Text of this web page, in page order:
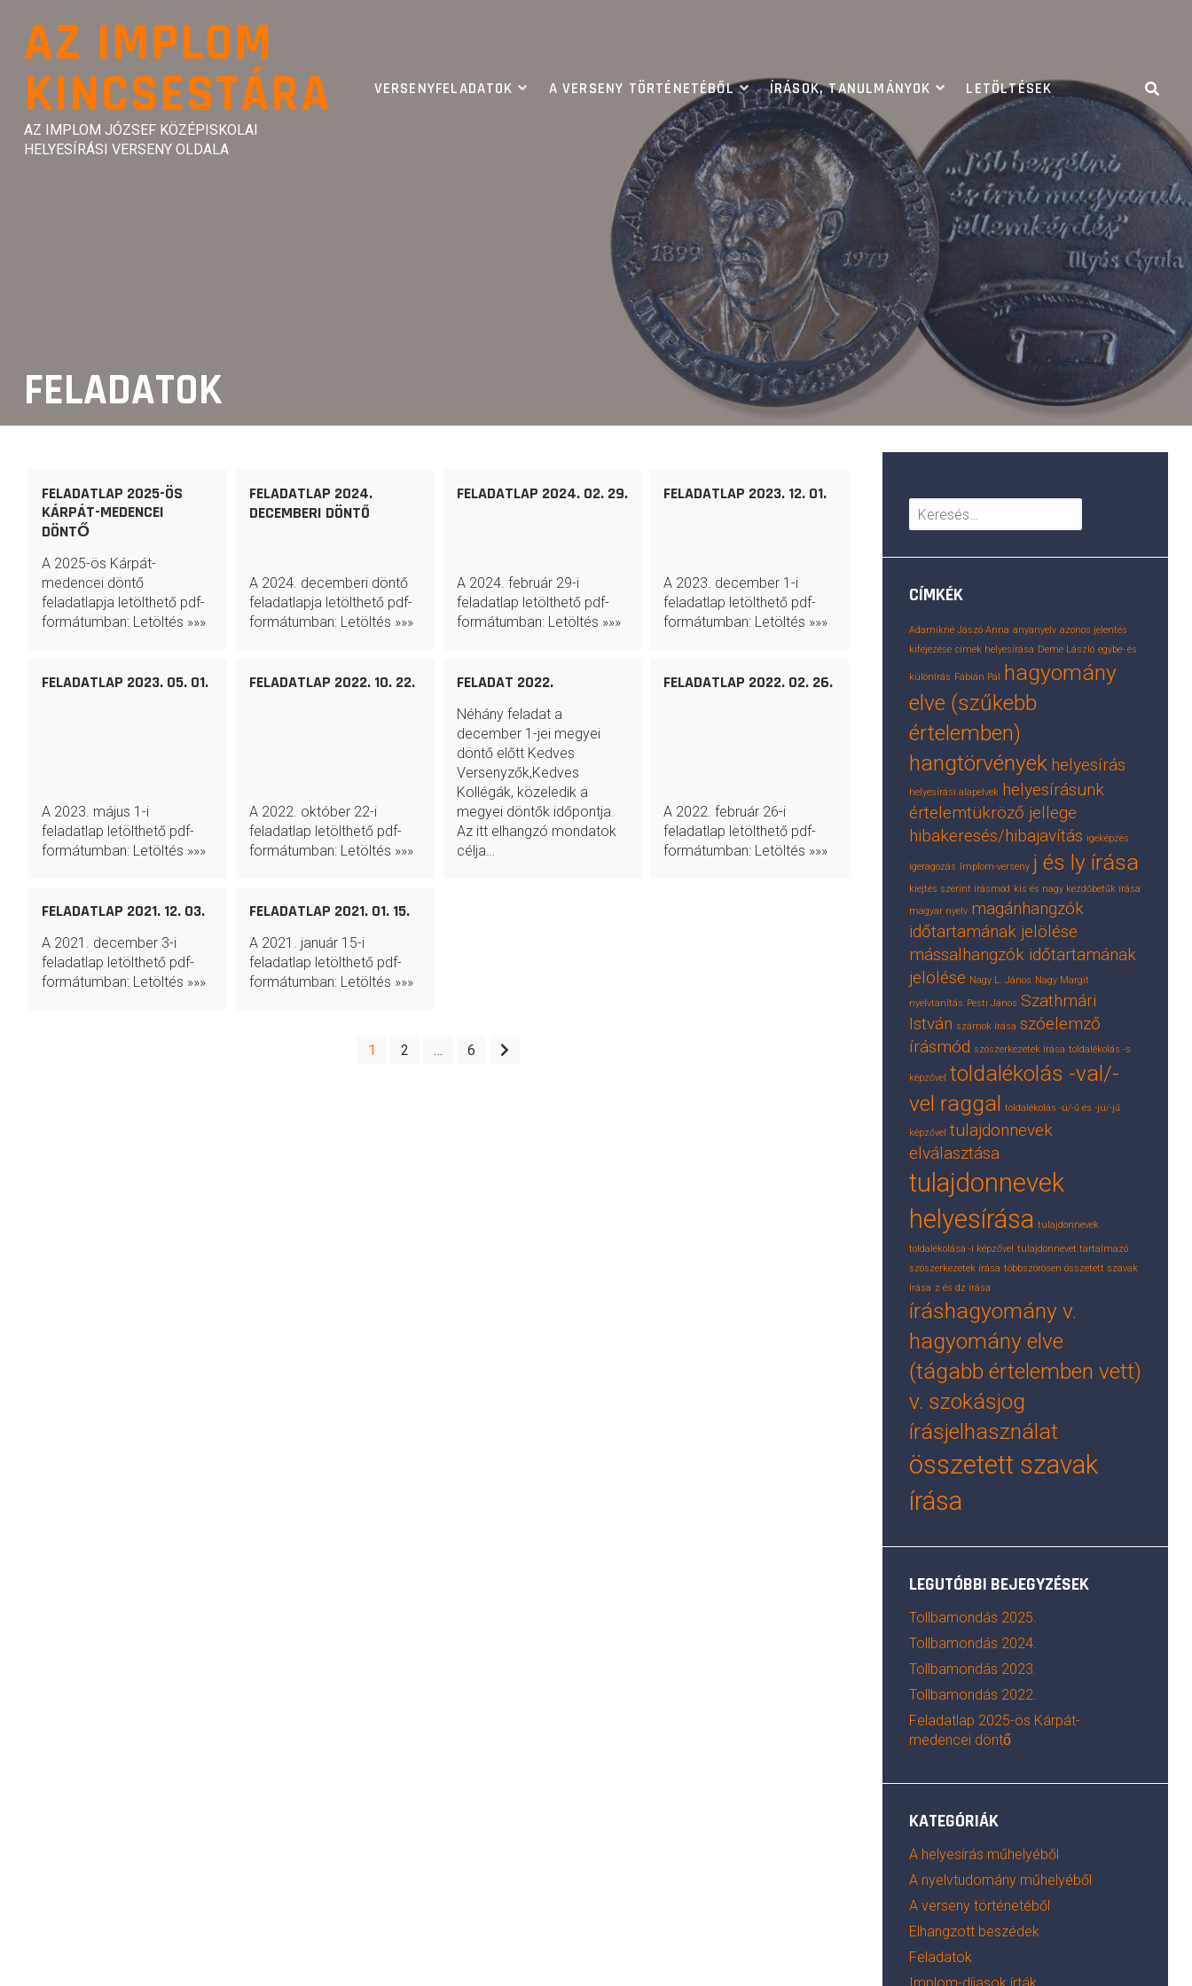
contentAZ IMPLOM
KINCSESTÁRA
AZ IMPLOM JÓZSEF KÖZÉPISKOLAI
HELYESÍRÁSI VERSENY OLDALA
VERSENYFELADATOK A VERSENY TÖRTÉNETÉBŐL ÍRÁSOK, TANULMÁNYOK LETÖLTÉSEK
FELADATOK
FELADATLAP 2025-ÖS
KÁRPÁT-MEDENCEI
DÖNTŐ
A 2025-ös Kárpát-
medencei döntő
feladatlapja letölthető pdf-
formátumban: Letöltés »»»
FELADATLAP 2024.
DECEMBERI DÖNTŐ
A 2024. decemberi döntő
feladatlapja letölthető pdf-
formátumban: Letöltés »»»
FELADATLAP 2024. 02. 29.
A 2024. február 29-i
feladatlap letölthető pdf-
formátumban: Letöltés »»»
FELADATLAP 2023. 12. 01.
A 2023. december 1-i
feladatlap letölthető pdf-
formátumban: Letöltés »»»
FELADATLAP 2023. 05. 01.
A 2023. május 1-i
feladatlap letölthető pdf-
formátumban: Letöltés »»»
FELADATLAP 2022. 10. 22.
A 2022. október 22-i
feladatlap letölthető pdf-
formátumban: Letöltés »»»
FELADAT 2022.
Néhány feladat a
december 1-jei megyei
döntő előtt Kedves
Versenyzők,Kedves
Kollégák, közeledik a
megyei döntők időpontja.
Az itt elhangzó mondatok
célja…
FELADATLAP 2022. 02. 26.
A 2022. február 26-i
feladatlap letölthető pdf-
formátumban: Letöltés »»»
FELADATLAP 2021. 12. 03.
A 2021. december 3-i
feladatlap letölthető pdf-
formátumban: Letöltés »»»
FELADATLAP 2021. 01. 15.
A 2021. január 15-i
feladatlap letölthető pdf-
formátumban: Letöltés »»»
1 2 … 6
Keresés:
CÍMKÉK
Adamikné Jászó Anna anyanyelv azonos jelentés
kifejezése címek helyesírása Deme László egybe- és
különírás Fábián Pál hagyomány
elve (szűkebb
értelemben)
hangtörvények helyesírás
helyesírási alapelvek helyesírásunk
értelemtükröző jellege
hibakeresés/hibajavítás igeképzés
igeragozás Implom-verseny j és ly írása
kiejtés szerint írásmód kis és nagy kezdőbetűk írása
magyar nyelv magánhangzók
időtartamának jelölése
mássalhangzók időtartamának
jelölése Nagy L. János Nagy Margit
nyelvtanítás Pesti János Szathmári
István számok írása szóelemző
írásmód szószerkezetek írása toldalékolás -s
képzővel toldalékolás -val/-
vel raggal toldalékolás -ú/-ű és -jú/-jű
képzővel tulajdonnevek
elválasztása
tulajdonnevek
helyesírása tulajdonnevek
toldalékolása -i képzővel tulajdonnevet tartalmazó
szószerkezetek írása többszörösen összetett szavak
írása z és dz írása
íráshagyomány v.
hagyomány elve
(tágabb értelemben vett)
v. szokásjog
írásjelhasználat
összetett szavak
írása
LEGUTÓBBI BEJEGYZÉSEK
Tollbamondás 2025.
Tollbamondás 2024.
Tollbamondás 2023.
Tollbamondás 2022.
Feladatlap 2025-ös Kárpát-
medencei döntő
KATEGÓRIÁK
A helyesírás műhelyéből
A nyelvtudomány műhelyéből
A verseny történetéből
Elhangzott beszédek
Feladatok